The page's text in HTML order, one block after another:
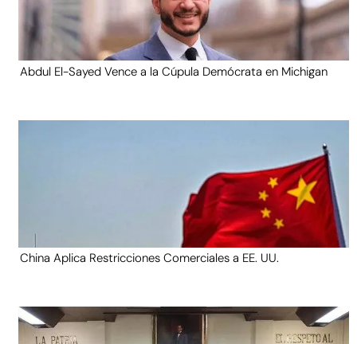
Abdul El-Sayed Vence a la Cúpula Demócrata en Michigan
China Aplica Restricciones Comerciales a EE. UU.